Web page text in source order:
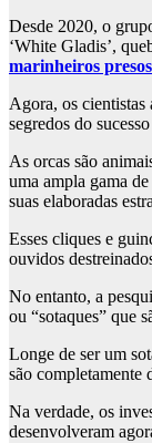
Desde 2020, o
‘White Gladis’,
marinheiros
Agora, os cientistas
segredos do
As orcas são
uma ampla gama
suas elaboradas
Esses cliques e
ouvidos
No entanto, a
ou “sotaques” que
Longe de ser um
são completamente
Na verdade, os
desenvolveram